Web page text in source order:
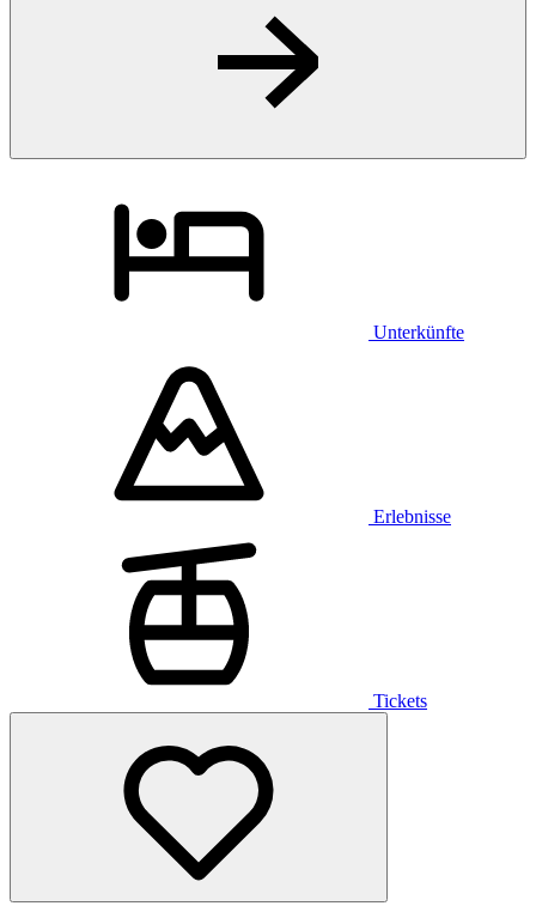
Unterkünfte
Erlebnisse
Tickets